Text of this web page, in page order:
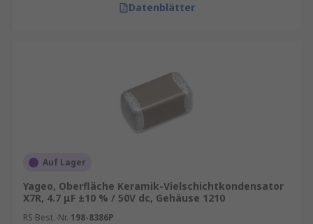
Datenblätter
Auf Lager
Yageo, Oberfläche Keramik-Vielschichtkondensator
X7R, 4.7 μF ±10 % / 50V dc, Gehäuse 1210
RS Best.-Nr. 198-8386P